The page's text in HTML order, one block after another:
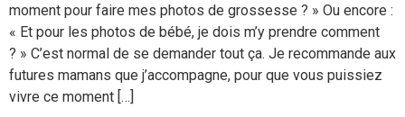
moment pour faire mes photos de grossesse ? » Ou encore :
« Et pour les photos de bébé, je dois m’y prendre comment
? » C’est normal de se demander tout ça. Je recommande aux
futures mamans que j’accompagne, pour que vous puissiez
vivre ce moment […]